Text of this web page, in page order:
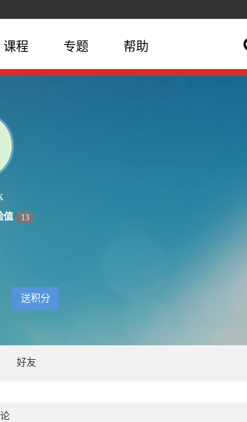
课程 专题 帮助
值 13
送积分
好友